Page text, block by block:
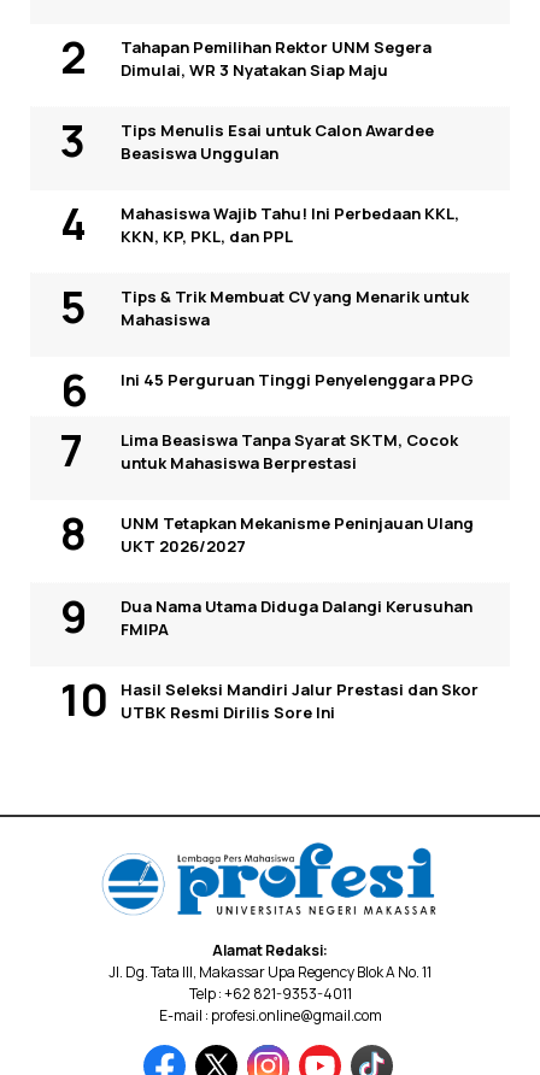
Tahapan Pemilihan Rektor UNM Segera
Dimulai, WR 3 Nyatakan Siap Maju
Tips Menulis Esai untuk Calon Awardee
Beasiswa Unggulan
Mahasiswa Wajib Tahu! Ini Perbedaan KKL,
KKN, KP, PKL, dan PPL
Tips & Trik Membuat CV yang Menarik untuk
Mahasiswa
Ini 45 Perguruan Tinggi Penyelenggara PPG
Lima Beasiswa Tanpa Syarat SKTM, Cocok
untuk Mahasiswa Berprestasi
UNM Tetapkan Mekanisme Peninjauan Ulang
UKT 2026/2027
Dua Nama Utama Diduga Dalangi Kerusuhan
FMIPA
Hasil Seleksi Mandiri Jalur Prestasi dan Skor
UTBK Resmi Dirilis Sore Ini
Alamat Redaksi:
Jl. Dg. Tata III, Makassar Upa Regency Blok A No. 11
Telp : +62 821-9353-4011
E-mail : profesi.online@gmail.com